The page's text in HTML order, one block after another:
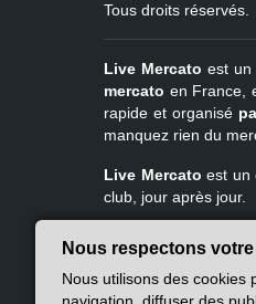
Tous droits réservés.
Live Mercato est un
mercato en France,
rapide et organisé
manquez rien du
Live Mercato est un
club, jour après jour.
Live Mercato
A propos
Nous respectons
Nous utilisons des cookies